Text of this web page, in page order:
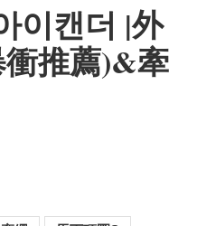
캔더 |外
推薦)&牽